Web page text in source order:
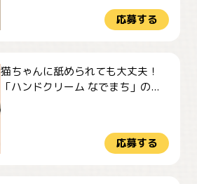
応募する
猫ちゃんに舐められても大丈夫！
「ハンドクリーム なでまち」の...
応募する